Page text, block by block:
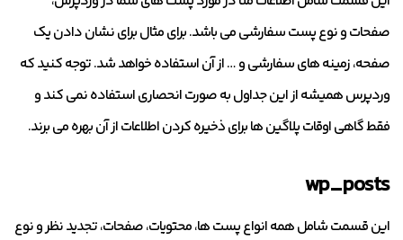
صفحات و نوع پست سفارشی می باشد. برای مثال برای نشان دادن یک
صفحه، زمینه های سفارشی و … از آن استفاده خواهد شد. توجه کنید که
وردپرس همیشه از این جداول به صورت انحصاری استفاده نمی کند و
فقط گاهی اوقات پلاگین ها برای ذخیره کردن اطلاعات از آن بهره می برند.
wp_posts
این قسمت شامل همه انواع پست ها، محتویات، صفحات، تجدید نظر و نوع